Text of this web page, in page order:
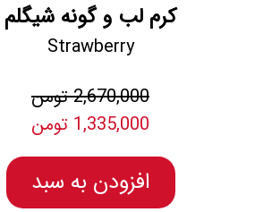
کرم لب و گونه شیگلم
Strawberry
2,670,000 تومن
1,335,000 تومن
افزودن به سبد